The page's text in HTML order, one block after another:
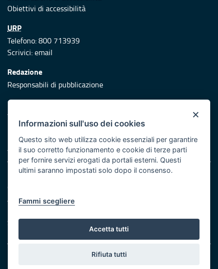
Obiettivi di accessibilità
URP
Telefono: 800 713939
Scrivici:email
Redazione
Responsabili di pubblicazione
Protezione civile
Vai al sito di Protezione Civile Puglia
Iniziativa finanziata con risorse del POR Puglia 2014/2020 -
Asse XI
Note legali
Cookie e privacy
Atti di notifica
Servizi Intranet
© Regione Puglia
×
Informazioni sull'uso dei cookies
Questo sito web utilizza cookie essenziali per garantire
il suo corretto funzionamento e cookie di terze parti
per fornire servizi erogati da portali esterni. Questi
ultimi saranno impostati solo dopo il consenso.
Fammi scegliere
Accetta tutti
Rifiuta tutti